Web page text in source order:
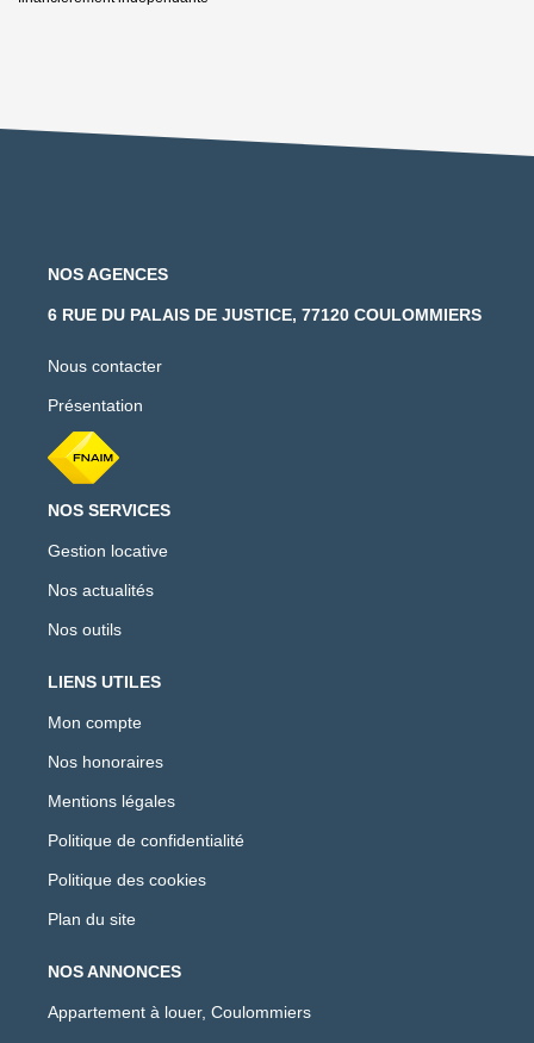
NOS AGENCES
6 RUE DU PALAIS DE JUSTICE, 77120 COULOMMIERS
Nous contacter
Présentation
NOS SERVICES
Gestion locative
Nos actualités
Nos outils
LIENS UTILES
Mon compte
Nos honoraires
Mentions légales
Politique de confidentialité
Politique des cookies
Plan du site
NOS ANNONCES
Appartement à louer, Coulommiers